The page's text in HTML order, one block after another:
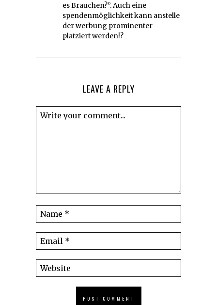
es Brauchen?”. Auch eine
spendenmöglichkeit kann anstelle
der werbung prominenter
platziert werden!?
LEAVE A REPLY